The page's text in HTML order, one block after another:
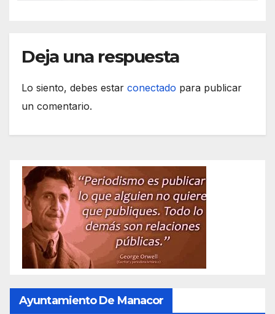
Deja una respuesta
Lo siento, debes estar conectado para publicar
un comentario.
Ayuntamiento De Manacor